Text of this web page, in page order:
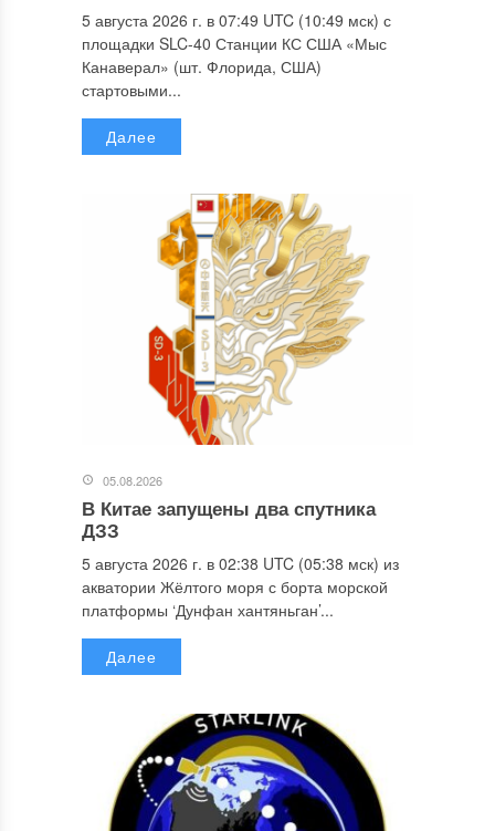
5 августа 2026 г. в 07:49 UTC (10:49 мск) с
площадки SLC-40 Станции КС США «Мыс
Канаверал» (шт. Флорида, США)
стартовыми...
Далее
05.08.2026
В Китае запущены два спутника
ДЗЗ
5 августа 2026 г. в 02:38 UTC (05:38 мск) из
акватории Жёлтого моря с борта морской
платформы ‘Дунфан хантяньган’...
Далее